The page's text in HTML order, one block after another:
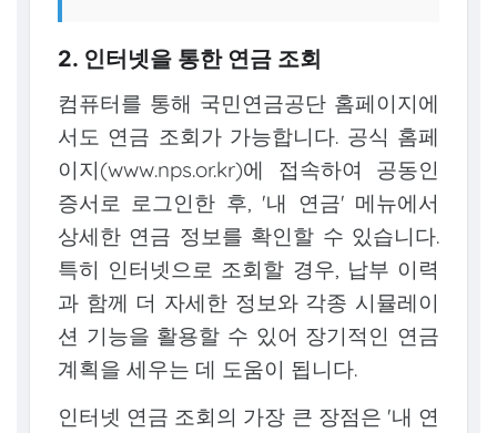
2. 인터넷을 통한 연금 조회
컴퓨터를 통해 국민연금공단 홈페이지에
서도 연금 조회가 가능합니다. 공식 홈페
이지(www.nps.or.kr)에 접속하여 공동인
증서로 로그인한 후, '내 연금' 메뉴에서
상세한 연금 정보를 확인할 수 있습니다.
특히 인터넷으로 조회할 경우, 납부 이력
과 함께 더 자세한 정보와 각종 시뮬레이
션 기능을 활용할 수 있어 장기적인 연금
계획을 세우는 데 도움이 됩니다.
인터넷 연금 조회의 가장 큰 장점은 '내 연